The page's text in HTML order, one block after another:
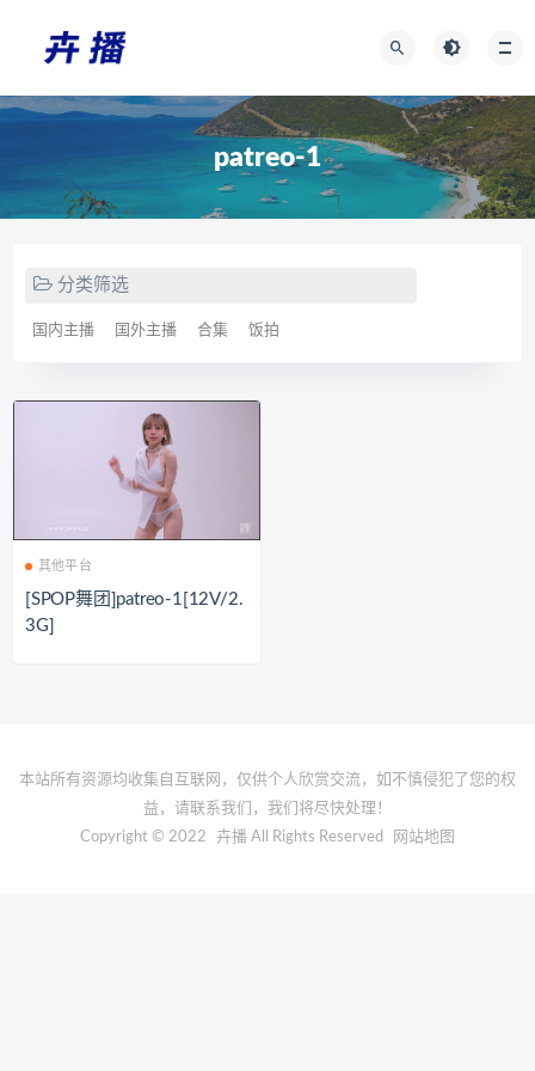
patreo-1
分类筛选
国内主播 国外主播 合集 饭拍
其他平台
[SPOP舞团]patreo-1[12V/2.
3G]
本站所有资源均收集自互联网，仅供个人欣赏交流，如不慎侵犯了您的权
益，请联系我们，我们将尽快处理！
Copyright © 2022
卉播 All Rights Reserved 网站地图